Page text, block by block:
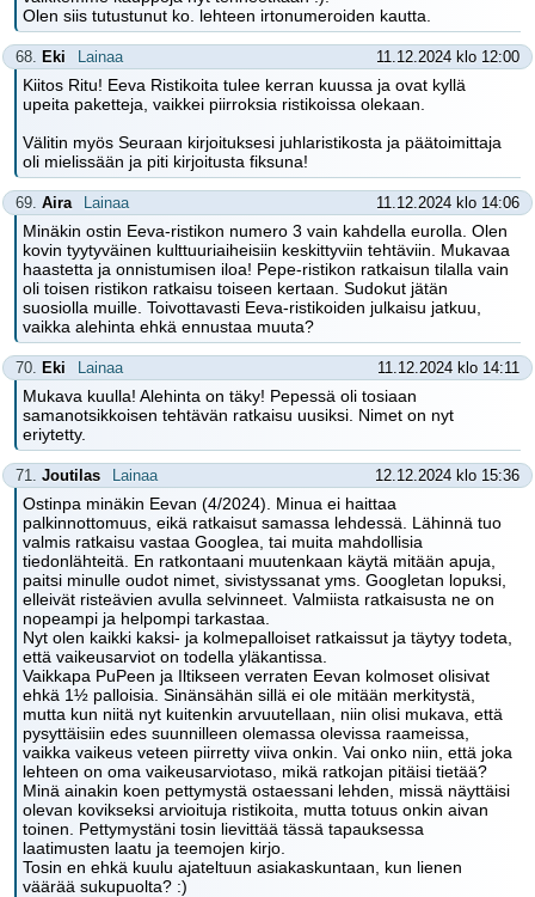
Olen siis tutustunut ko. lehteen irtonumeroiden kautta.
68. Eki Lainaa 11.12.2024 klo 12:00
Kiitos Ritu! Eeva Ristikoita tulee kerran kuussa ja ovat kyllä
upeita paketteja, vaikkei piirroksia ristikoissa olekaan.
Välitin myös Seuraan kirjoituksesi juhlaristikosta ja päätoimittaja
oli mielissään ja piti kirjoitusta fiksuna!
69. Aira Lainaa 11.12.2024 klo 14:06
Minäkin ostin Eeva-ristikon numero 3 vain kahdella eurolla. Olen
kovin tyytyväinen kulttuuriaiheisiin keskittyviin tehtäviin. Mukavaa
haastetta ja onnistumisen iloa! Pepe-ristikon ratkaisun tilalla vain
oli toisen ristikon ratkaisu toiseen kertaan. Sudokut jätän
suosiolla muille. Toivottavasti Eeva-ristikoiden julkaisu jatkuu,
vaikka alehinta ehkä ennustaa muuta?
70. Eki Lainaa 11.12.2024 klo 14:11
Mukava kuulla! Alehinta on täky! Pepessä oli tosiaan
samanotsikkoisen tehtävän ratkaisu uusiksi. Nimet on nyt
eriytetty.
71. Joutilas Lainaa 12.12.2024 klo 15:36
Ostinpa minäkin Eevan (4/2024). Minua ei haittaa
palkinnottomuus, eikä ratkaisut samassa lehdessä. Lähinnä tuo
valmis ratkaisu vastaa Googlea, tai muita mahdollisia
tiedonlähteitä. En ratkontaani muutenkaan käytä mitään apuja,
paitsi minulle oudot nimet, sivistyssanat yms. Googletan lopuksi,
elleivät risteävien avulla selvinneet. Valmiista ratkaisusta ne on
nopeampi ja helpompi tarkastaa.
Nyt olen kaikki kaksi- ja kolmepalloiset ratkaissut ja täytyy todeta,
että vaikeusarviot on todella yläkantissa.
Vaikkapa PuPeen ja Iltikseen verraten Eevan kolmoset olisivat
ehkä 1½ palloisia. Sinänsähän sillä ei ole mitään merkitystä,
mutta kun niitä nyt kuitenkin arvuutellaan, niin olisi mukava, että
pysyttäisiin edes suunnilleen olemassa olevissa raameissa,
vaikka vaikeus veteen piirretty viiva onkin. Vai onko niin, että joka
lehteen on oma vaikeusarviotaso, mikä ratkojan pitäisi tietää?
Minä ainakin koen pettymystä ostaessani lehden, missä näyttäisi
olevan kovikseksi arvioituja ristikoita, mutta totuus onkin aivan
toinen. Pettymystäni tosin lievittää tässä tapauksessa
laatimusten laatu ja teemojen kirjo.
Tosin en ehkä kuulu ajateltuun asiakaskuntaan, kun lienen
väärää sukupuolta? :)